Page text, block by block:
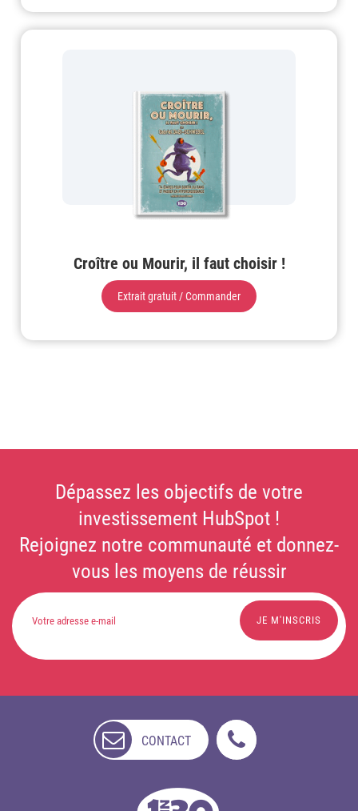
Croître ou Mourir, il faut choisir !
Extrait gratuit / Commander
Dépassez les objectifs de votre
investissement HubSpot !
Rejoignez notre communauté et donnez-
vous les moyens de réussir
CONTACT
DISPONIBLE